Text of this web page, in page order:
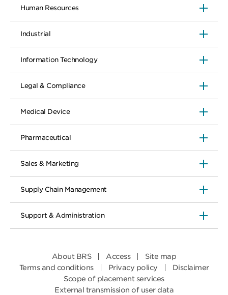
Human Resources
Industrial
Information Technology
Legal & Compliance
Medical Device
Pharmaceutical
Sales & Marketing
Supply Chain Management
Support & Administration
About BRS Access
Site map
Terms and conditions
Privacy policy
Disclaimer
Scope of placement services
External transmission of user data